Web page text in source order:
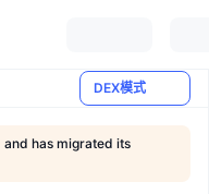
DEX模式
and has migrated its